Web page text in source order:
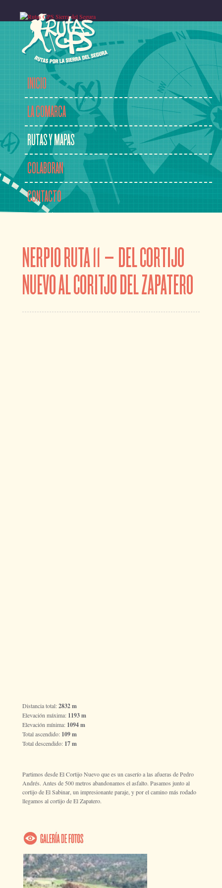
INICIO
LA COMARCA
RUTAS Y MAPAS
COLABORAN
CONTACTO
NERPIO RUTA 11 – DEL CORTIJO
NUEVO AL CORITJO DEL ZAPATERO
Distancia total:2832 m
Elevación máxima: 1193 m
Elevación mínima: 1094 m
Total ascendido: 109 m
Total descendido: 17 m
Partimos desde El Cortijo Nuevo que es un caserío a las afueras de Pedro
Andrés. Antes de 500 metros abandonamos el asfalto. Pasamos junto al
cortijo de El Sabinar, un impresionante paraje, y por el camino más rodado
llegamos al cortijo de El Zapatero.